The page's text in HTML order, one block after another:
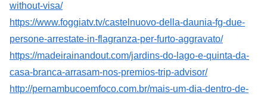
without-visa/
https://www.foggiatv.tv/castelnuovo-della-daunia-fg-due-
persone-arrestate-in-flagranza-per-furto-aggravato/
https://madeirainandout.com/jardins-do-lago-e-quinta-da-
casa-branca-arrasam-nos-premios-trip-advisor/
http://pernambucoemfoco.com.br/mais-um-dia-dentro-de-